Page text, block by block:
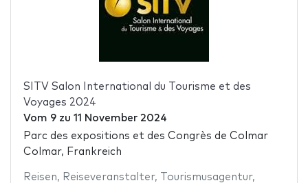
SITV Salon International du Tourisme et des
Voyages 2024
Vom 9zu 11 November 2024
Parc des expositions et des Congrès de Colmar
Colmar, Frankreich
Reisen, Reiseveranstalter, Tourismusagentur,